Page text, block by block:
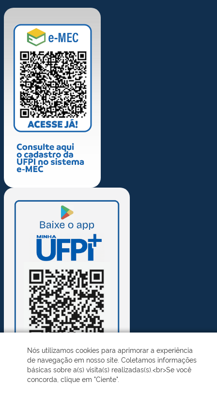
Nós utilizamos cookies para aprimorar a experiência
de navegação em nosso site. Coletamos informações
básicas sobre a(s) visita(s) realizadas(s).<br>Se você
concorda, clique em "Ciente".